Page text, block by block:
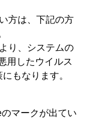
方は、下記の方
り、システムの
用したウイルス
もなります。
マークが出てい